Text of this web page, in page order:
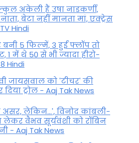
अकेली हैं उषा नाडकर्णी,
बेटा नहीं मानता मां, एक्ट्रेस
Hindi
5 फिल्में, 3 हुईं फ्लॉप तो
में थे 50 से भी ज्यादा हीरो-
Hindi
जायसवाल को 'टीचर' की
ट्रोल - Aaj Tak News
असर, लेकिन...', व‍िनोद कांबली-
लेकर वैभव सूर्यवंशी को रॉबिन
- Aaj Tak News